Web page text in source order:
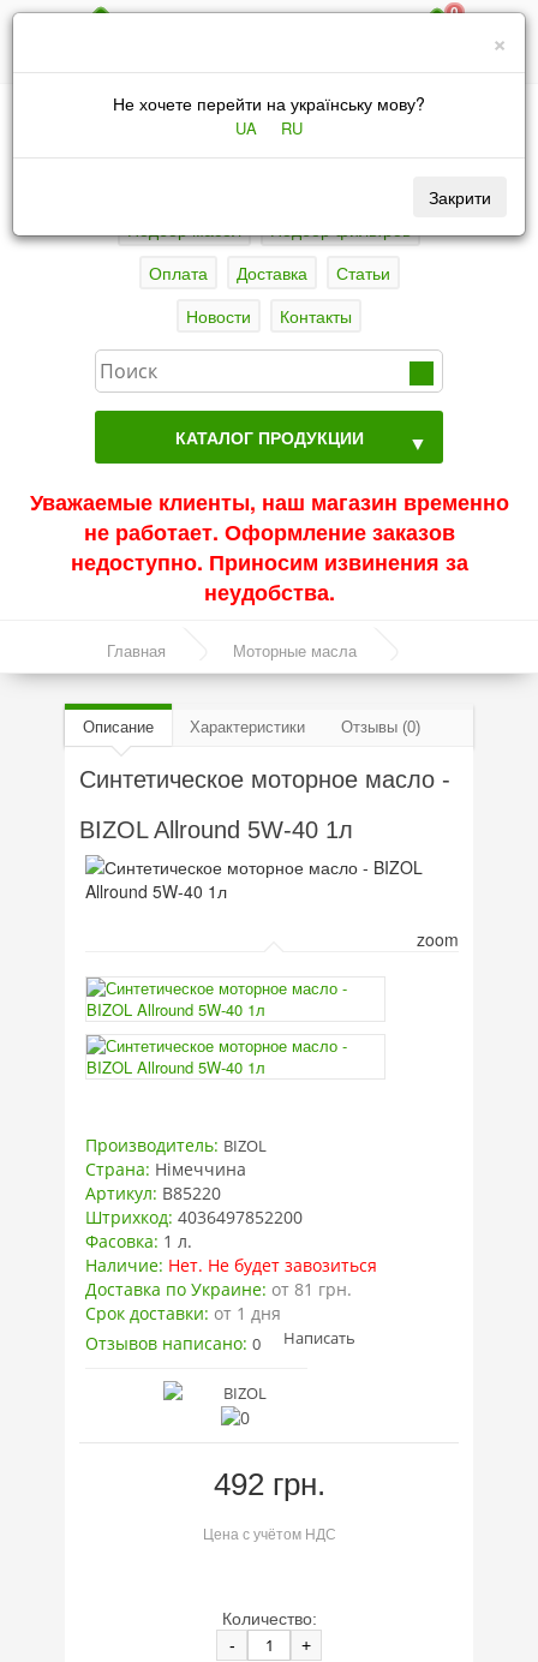
UA | RU
0
Оплата
Доставка
Статьи
Новости
Контакты
КАТАЛОГ ПРОДУКЦИИ ▼
▼
▼
Уважаемые клиенты, наш магазин временно
не работает. Оформление заказов
недоступно. Приносим извинения за
неудобства.
Главная Моторные масла
5W-40 1л
×
Не хочете перейти на українську мову?
UA RU
Закрити
Описание Характеристики Отзывы (0)
Синтетическое моторное масло -
BIZOL Allround 5W-40 1л
zoom
Производитель: BIZOL
Страна: Німеччина
Артикул: B85220
Штрихкод: 4036497852200
Фасовка: 1 л.
Наличие: Нет. Не будет завозиться
Доставка по Украине: от 81 грн.
Срок доставки: от 1 дня
Отзывов написано: 0 Написать
492 грн.
Цена с учётом НДС
Количество:
-
+